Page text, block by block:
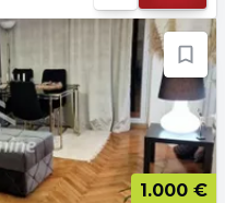
1.000 €